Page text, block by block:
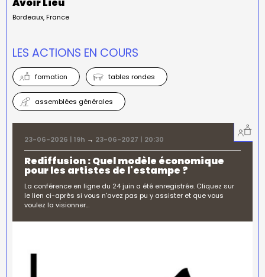
Bordeaux France
LES ACTIONS EN COURS
formation tables rondes
assemblées générales
23-06-2026 | 19h → 23-06-2027 | 20:30
Rediffusion : Quel modèle économique
pour les artistes de l'estampe ?
La conférence en ligne du 24 juin a été enregistrée. Cliquez sur
le lien ci-après si vous n'avez pas pu y assister et que vous
voulez la visionner…